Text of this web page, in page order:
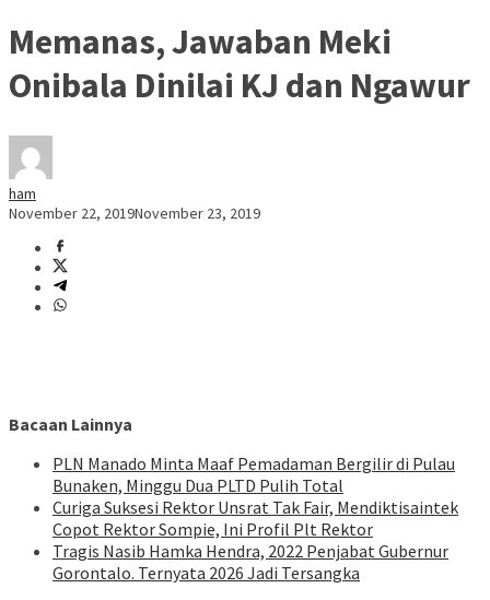
Memanas, Jawaban Meki
Onibala Dinilai KJ dan Ngawur
ham
November 22, 2019November 23, 2019
Bacaan Lainnya
PLN Manado Minta Maaf Pemadaman Bergilir di Pulau
Bunaken, Minggu Dua PLTD Pulih Total
Curiga Suksesi Rektor Unsrat Tak Fair, Mendiktisaintek
Copot Rektor Sompie, Ini Profil Plt Rektor
Tragis Nasib Hamka Hendra, 2022 Penjabat Gubernur
Gorontalo. Ternyata 2026 Jadi Tersangka